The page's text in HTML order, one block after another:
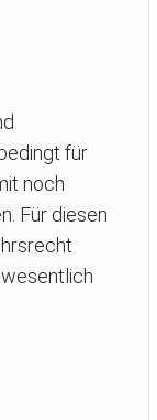
für
noch
Für diesen